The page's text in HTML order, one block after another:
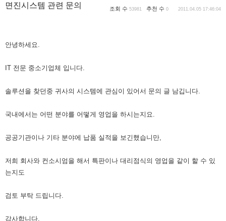
면진시스템 관련 문의 조회 수 53981 추천 수 0 2011.04.05 17:46:04
안녕하세요.
IT 전문 중소기업체 입니다.
솔루션을 찾던중 귀사의 시스템에 관심이 있어서 문의 글 남깁니다.
국내에서는 어떤 분야를 어떻게 영업을 하시는지요.
공공기관이나 기타 분야에 납품 실적을 보긴했습니만,
저희 회사와 컨소시엄을 해서 특판이나 대리점식의 영업을 같이 할 수 있
는지도
검토 부탁 드립니다.
감사합니다.